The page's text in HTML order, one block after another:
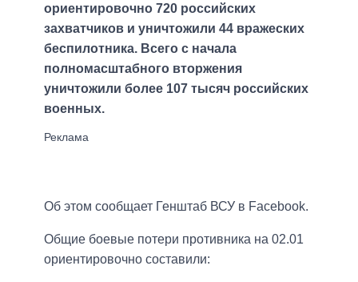
ориентировочно 720 российских
захватчиков и уничтожили 44 вражеских
беспилотника. Всего с начала
полномасштабного вторжения
уничтожили более 107 тысяч российских
военных.
Об этом сообщает Генштаб ВСУ в Facebook.
Общие боевые потери противника на 02.01
ориентировочно составили: